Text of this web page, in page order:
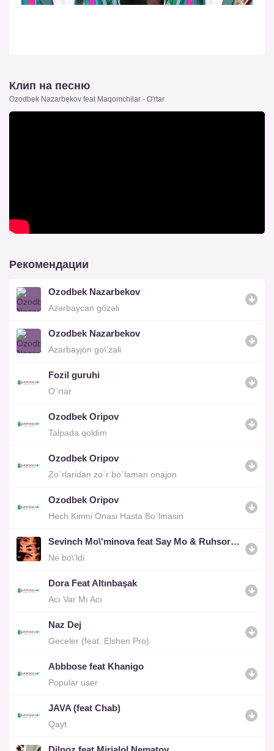
Клип на песню
Ozodbek Nazarbekov feat Maqomchilar - O'rtar
Рекомендации
Ozodbek Nazarbekov
Azərbaycan gözəli
Ozodbek Nazarbekov
Azarbayjon go\'zali
Fozil guruhi
O`rtar
Ozodbek Oripov
Talpada qoldim
Ozodbek Oripov
Zo`rlaridan zo`r bo`laman onajon
Ozodbek Oripov
Hech Kimni Onasi Hasta Bo`lmasin
Sevinch Mo\'minova feat Say Mo & Ruhsora Emm
Ne bo\'ldi
Dora Feat Altınbaşak
Acı Var Mı Acı
Naz Dej
Geceler (feat. Elshen Pro)
Abbbose feat Khanigo
Popular user
JAVA (feat Chab)
Qayt